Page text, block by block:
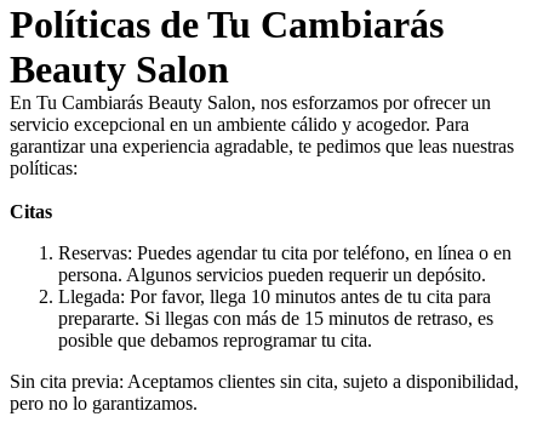
Políticas de Tu Cambiarás
Beauty Salon
En Tu Cambiarás Beauty Salon, nos esforzamos por ofrecer un
servicio excepcional en un ambiente cálido y acogedor. Para
garantizar una experiencia agradable, te pedimos que leas nuestras
políticas:
Citas
Reservas: Puedes agendar tu cita por teléfono, en línea o en
persona. Algunos servicios pueden requerir un depósito.
Llegada: Por favor, llega 10 minutos antes de tu cita para
prepararte. Si llegas con más de 15 minutos de retraso, es
posible que debamos reprogramar tu cita.
Sin cita previa: Aceptamos clientes sin cita, sujeto a disponibilidad,
pero no lo garantizamos.